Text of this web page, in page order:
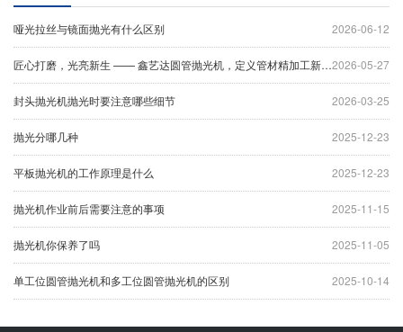
2026-06-12
哑光拉丝与镜面抛光有什么区别
2026-05-27
匠心打磨，光亮新生 —— 鑫艺达圆管抛光机，定义管材精加工新标杆
2026-03-25
封头抛光机抛光时要注意哪些细节
2025-12-23
抛光分哪几种
2025-12-23
平板抛光机的工作原理是什么
2025-11-15
抛光机作业前后需要注意的事项
2025-11-05
抛光机你保养了吗
2025-10-14
单工位圆管抛光机和多工位圆管抛光机的区别